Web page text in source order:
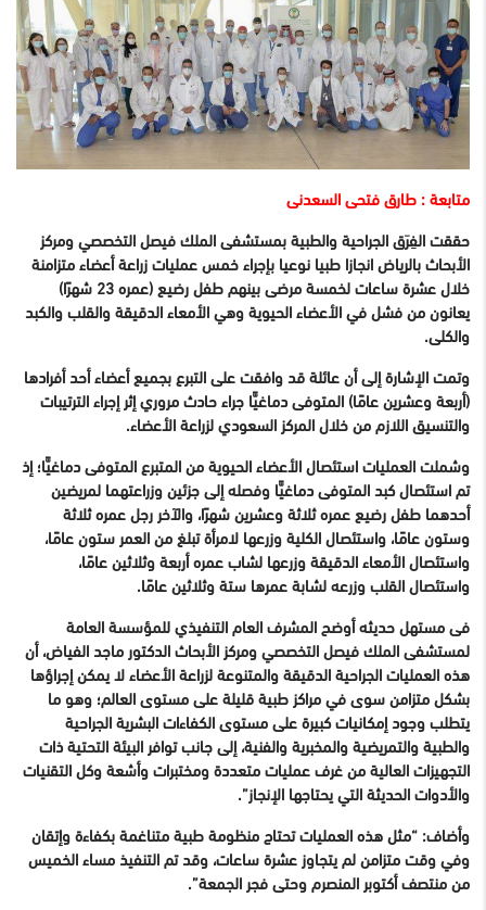
متابعة : طارق فتحى السعدنى
حققت الفِرَق الجراحية والطبية بمستشفى الملك فيصل التخصصي ومركز
الأبحاث بالرياض انجازا طبيا نوعيا بإجراء خمس عمليات زراعة أعضاء متزامنة
خلال عشرة ساعات لخمسة مرضى بينهم طفل رضيع (عمره 23 شهرًا)
يعانون من فشل في الأعضاء الحيوية وهي الأمعاء الدقيقة والقلب والكبد
والكلى.
وتمت الإشارة إلى أن عائلة قد وافقت على التبرع بجميع أعضاء أحد أفرادها
(أربعة وعشرين عامًا) المتوفى دماغيًّا جراء حادث مروري إثر إجراء الترتيبات
والتنسيق اللازم من خلال المركز السعودي لزراعة الأعضاء.
وشملت العمليات استئصال الأعضاء الحيوية من المتبرع المتوفى دماغيًّا؛ إذ
تم استئصال كبد المتوفى دماغيًّا وفصله إلى جزئين وزراعتهما لمريضين
أحدهما طفل رضيع عمره ثلاثة وعشرين شهرًا، والآخر رجل عمره ثلاثة
وستون عامًا، واستئصال الكلية وزرعها لامرأة تبلغ من العمر ستون عامًا،
واستئصال الأمعاء الدقيقة وزرعها لشاب عمره أربعة وثلاثين عامًا،
واستئصال القلب وزرعه لشابة عمرها ستة وثلاثين عامًا.
فى مستهل حديثه أوضح المشرف العام التنفيذي للمؤسسة العامة
لمستشفى الملك فيصل التخصصي ومركز الأبحاث الدكتور ماجد الفياض، أن
هذه العمليات الجراحية الدقيقة والمتنوعة لزراعة الأعضاء لا يمكن إجراؤها
بشكل متزامن سوى في مراكز طبية قليلة على مستوى العالم؛ وهو ما
يتطلب وجود إمكانيات كبيرة على مستوى الكفاءات البشرية الجراحية
والطبية والتمريضية والمخبرية والفنية، إلى جانب توافر البيئة التحتية ذات
التجهيزات العالية من غرف عمليات متعددة ومختبرات وأشعة وكل التقنيات
والأدوات الحديثة التي يحتاجها الإنجاز”.
وأضاف: “مثل هذه العمليات تحتاج منظومة طبية متناغمة بكفاءة وإتقان
وفي وقت متزامن لم يتجاوز عشرة ساعات، وقد تم التنفيذ مساء الخميس
من منتصف أكتوبر المنصرم وحتى فجر الجمعة”.